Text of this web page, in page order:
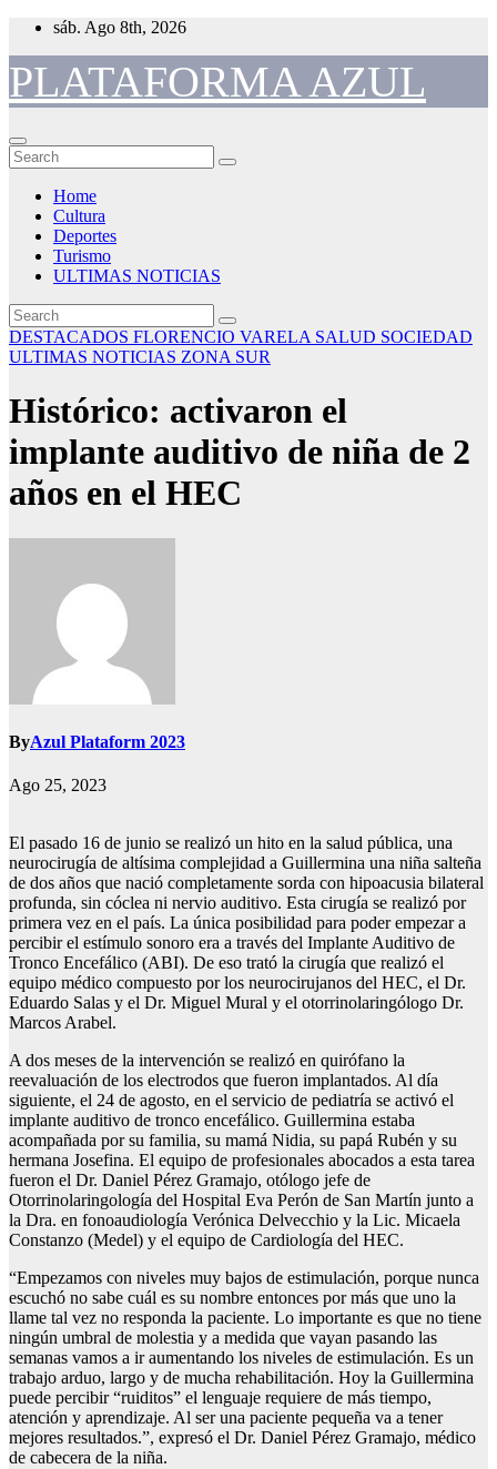
Skip
content
sáb. Ago 8th, 2026
PLATAFORMA AZUL
Home
Cultura
Deportes
Turismo
ULTIMAS NOTICIAS
DESTACADOS FLORENCIO VARELA SALUD SOCIEDAD
ULTIMAS NOTICIAS ZONA SUR
Histórico: activaron el
implante auditivo de niña de 2
años en el HEC
ByAzul Plataform 2023
Ago 25, 2023
El pasado 16 de junio se realizó un hito en la salud pública, una
neurocirugía de altísima complejidad a Guillermina una niña salteña
de dos años que nació completamente sorda con hipoacusia bilateral
profunda, sin cóclea ni nervio auditivo. Esta cirugía se realizó por
primera vez en el país. La única posibilidad para poder empezar a
percibir el estímulo sonoro era a través del Implante Auditivo de
Tronco Encefálico (ABI). De eso trató la cirugía que realizó el
equipo médico compuesto por los neurocirujanos del HEC, el Dr.
Eduardo Salas y el Dr. Miguel Mural y el otorrinolaringólogo Dr.
Marcos Arabel.
A dos meses de la intervención se realizó en quirófano la
reevaluación de los electrodos que fueron implantados. Al día
siguiente, el 24 de agosto, en el servicio de pediatría se activó el
implante auditivo de tronco encefálico. Guillermina estaba
acompañada por su familia, su mamá Nidia, su papá Rubén y su
hermana Josefina. El equipo de profesionales abocados a esta tarea
fueron el Dr. Daniel Pérez Gramajo, otólogo jefe de
Otorrinolaringología del Hospital Eva Perón de San Martín junto a
la Dra. en fonoaudiología Verónica Delvecchio y la Lic. Micaela
Constanzo (Medel) y el equipo de Cardiología del HEC.
“Empezamos con niveles muy bajos de estimulación, porque nunca
escuchó no sabe cuál es su nombre entonces por más que uno la
llame tal vez no responda la paciente. Lo importante es que no tiene
ningún umbral de molestia y a medida que vayan pasando las
semanas vamos a ir aumentando los niveles de estimulación. Es un
trabajo arduo, largo y de mucha rehabilitación. Hoy la Guillermina
puede percibir “ruiditos” el lenguaje requiere de más tiempo,
atención y aprendizaje. Al ser una paciente pequeña va a tener
mejores resultados.”, expresó el Dr. Daniel Pérez Gramajo, médico
de cabecera de la niña.